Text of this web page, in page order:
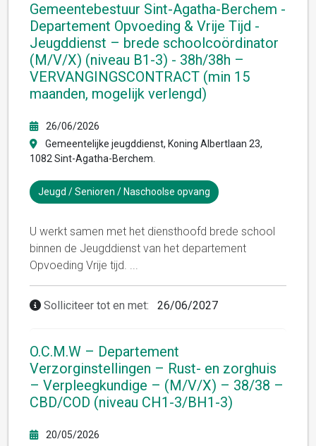
Gemeentebestuur Sint-Agatha-Berchem -
Departement Opvoeding & Vrije Tijd -
Jeugddienst – brede schoolcoördinator
(M/V/X) (niveau B1-3) - 38h/38h –
VERVANGINGSCONTRACT (min 15
maanden, mogelijk verlengd)
26/06/2026
Gemeentelijke jeugddienst, Koning Albertlaan 23,
1082 Sint-Agatha-Berchem.
Jeugd / Senioren / Naschoolse opvang
U werkt samen met het diensthoofd brede school
binnen de Jeugddienst van het departement
Opvoeding Vrije tijd. ...
Solliciteer tot en met: 26/06/2027
O.C.M.W – Departement
Verzorginstellingen – Rust- en zorghuis
– Verpleegkundige – (M/V/X) – 38/38 –
CBD/COD (niveau CH1-3/BH1-3)
20/05/2026